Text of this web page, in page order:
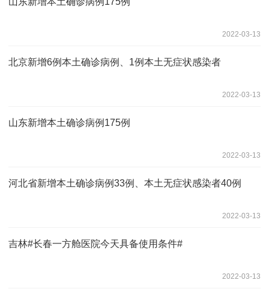
2022-03-13
北京新增6例本土确诊病例、1例本土无症状感染者
2022-03-13
山东新增本土确诊病例175例
2022-03-13
河北省新增本土确诊病例33例、本土无症状感染者40例
2022-03-13
吉林#长春一方舱医院今天具备使用条件#
2022-03-13